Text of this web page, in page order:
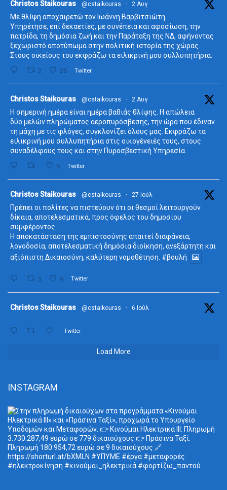
Christos Staikouras @cstaikouras · 2 Αυγ
Με θλίψη αποχαιρετώ τον Ιωάννη Βαρβιτσιώτη.
Υπηρέτησε, επί δεκαετίες, με συνέπεια και αφοσίωση, την
πατρίδα, τη δημόσια ζωή και την Παράταξη της ΝΔ, αφήνοντας
ξεχωριστό αποτύπωμα στην πολιτική ιστορία της χώρας.
Στους οικείους του εκφράζω τα ειλικρινή μου συλλυπητήρια.
2 26 Twitter
Christos Staikouras @cstaikouras · 2 Αυγ
Η σημερινή ημέρα είναι ημέρα βαθιάς θλίψης. Η απώλεια
δύο μελών πληρώματος αεροπυρόσβεσης, την ώρα που έδιναν
τη μάχη με τις φλόγες, συγκλονίζει όλους μας. Εκφράζω τα
ειλικρινή μου συλλυπητήρια στις οικογένειές τους, στους
συναδέλφους τους και στην Πυροσβεστική Υπηρεσία.
6 Twitter
Christos Staikouras @cstaikouras · 27 Ιούλ
Πρέπει οι πολίτες να πιστεύουν ότι οι θεσμοί λειτουργούν
δίκαια, αποτελεσματικά, προς όφελος του δημοσίου
συμφέροντος.
Η αποκατάσταση της εμπιστοσύνης απαιτεί διαφάνεια,
λογοδοσία, αποτελεσματική δημόσια διοίκηση, ανεξάρτητη και
αξιόπιστη Δικαιοσύνη, καλύτερη νομοθέτηση. #βουλή
3 9 Twitter
Christos Staikouras @cstaikouras · 6 Ιούλ
Twitter
Load More
INSTAGRAM